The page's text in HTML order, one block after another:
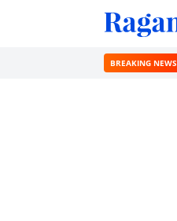
BREAKING NEWS